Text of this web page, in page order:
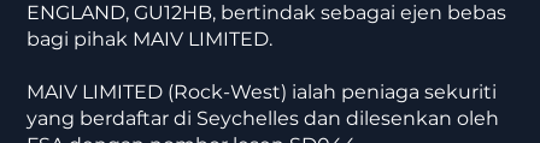
ENGLAND, GU12HB, bertindak sebagai ejen bebas
bagi pihak MAIV LIMITED.
MAIV LIMITED (Rock-West) ialah peniaga sekuriti
yang berdaftar di Seychelles dan dilesenkan oleh